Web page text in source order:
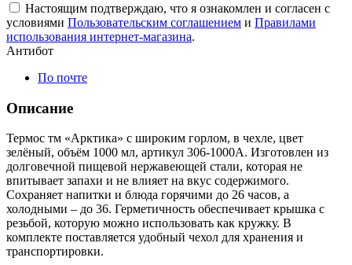
Настоящим подтверждаю, что я ознакомлен и согласен с
условиями Пользовательским соглашением и Правилами
использования интернет-магазина.
Антибот
По почте
Описание
Термос тм «Арктика» с широким горлом, в чехле, цвет
зелёный, объём 1000 мл, артикул 306-1000A. Изготовлен из
долговечной пищевой нержавеющей стали, которая не
впитывает запахи и не влияет на вкус содержимого.
Сохраняет напитки и блюда горячими до 26 часов, а
холодными – до 36. Герметичность обеспечивает крышка с
резьбой, которую можно использовать как кружку. В
комплекте поставляется удобный чехол для хранения и
транспортировки.